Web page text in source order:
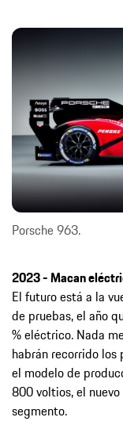
Porsche 963.
2023 - Macan
El futuro está a la
de pruebas, el año
% eléctrico. Nada
habrán recorrido
el modelo de
800 voltios, el
segmento.